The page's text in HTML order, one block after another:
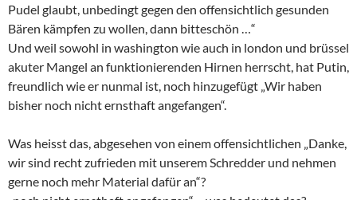
Pudel glaubt, unbedingt gegen den offensichtlich gesunden
Bären kämpfen zu wollen, dann bitteschön …“
Und weil sowohl in washington wie auch in london und brüssel
akuter Mangel an funktionierenden Hirnen herrscht, hat Putin,
freundlich wie er nunmal ist, noch hinzugefügt „Wir haben
bisher noch nicht ernsthaft angefangen“.
Was heisst das, abgesehen von einem offensichtlichen „Danke,
wir sind recht zufrieden mit unserem Schredder und nehmen
gerne noch mehr Material dafür an“?